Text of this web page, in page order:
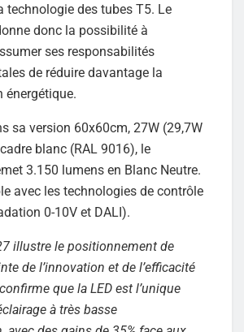
technologie des tubes T5. Le
donc la possibilité à
ses responsabilités
de réduire davantage la
sa version 60x60cm, 27W (29,7W
blanc (RAL 9016), le
3.150 lumens en Blanc Neutre.
avec les technologies de contrôle
0-10V et DALI).
illustre le positionnement de
de l’innovation et de l’efficacité
que la LED est l’unique
à très basse